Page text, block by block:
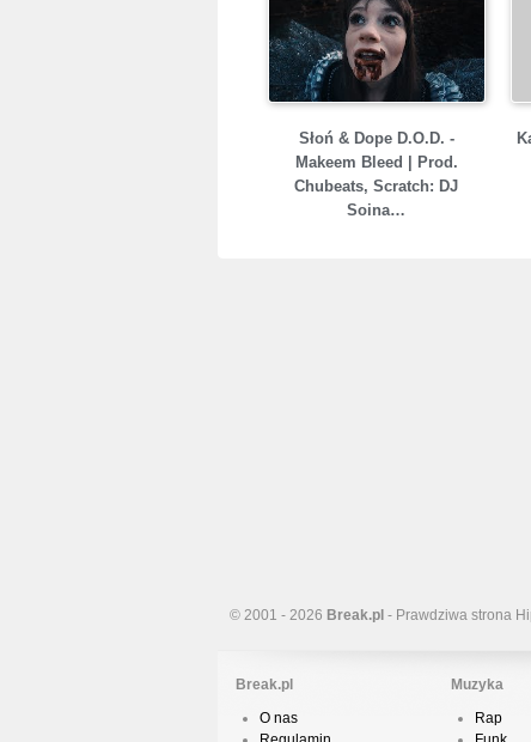
Słoń & Dope D.O.D. -
Makeem Bleed | Prod.
Chubeats, Scratch: DJ
Soina…
© 2001 - 2026 Break.pl - Prawdziwa strona
Break.pl
O nas
Muzyka
Rap